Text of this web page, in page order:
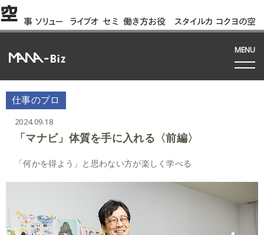
空 事
例
ソリュー
ション
ライブオ
フィス
セミ
ナー
働き方お役
立ち資料
スタイルカ
タログ
コクヨの空
間って!?
MENU
仕事のプロ
2024.09.18
「マナビ」体質を手に入れる〈前編〉
「何かを得よう」と思わない方が楽しく学べる